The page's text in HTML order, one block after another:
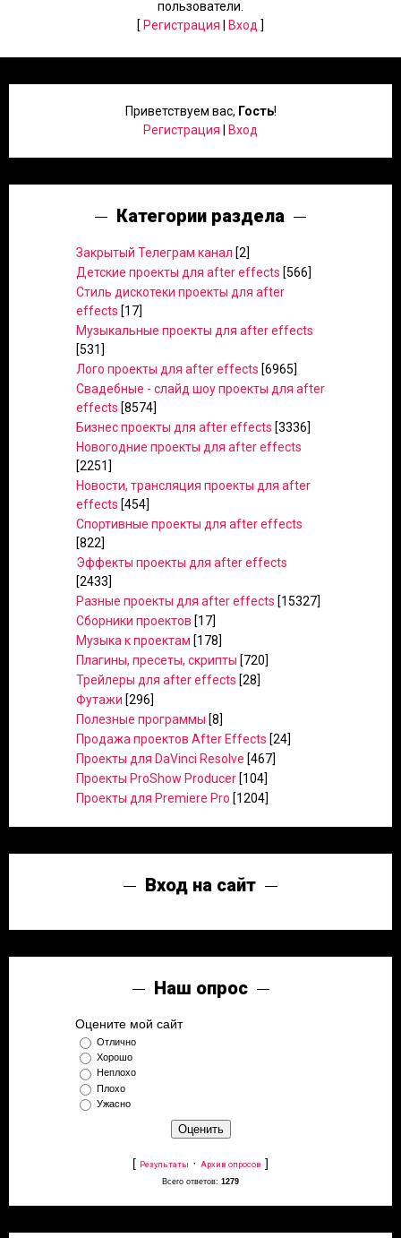
пользователи.
[ Регистрация Вход ]
Приветствуем вас, Гость!
Регистрация
Вход
Категории раздела
Закрытый Телеграм канал [2]
Детские проекты для after effects [566]
Стиль дискотеки проекты для after
effects [17]
Музыкальные проекты для after effects
[531]
Лого проекты для after effects [6965]
Свадебные - слайд шоу проекты для after
effects [8574]
Бизнес проекты для after effects [3336]
Новогодние проекты для after effects
[2251]
Новости, трансляция проекты для after
effects [454]
Спортивные проекты для after effects
[822]
Эффекты проекты для after effects
[2433]
Разные проекты для after effects [15327]
Сборники проектов [17]
Музыка к проектам [178]
Плагины, пресеты, скрипты [720]
Трейлеры для after effects [28]
Футажи [296]
Полезные программы [8]
Продажа проектов After Effects [24]
Проекты для DaVinci Resolve [467]
Проекты ProShow Producer [104]
Проекты для Premiere Pro [1204]
Вход на сайт
Наш опрос
Оцените мой сайт
Отлично
Хорошо
Неплохо
Плохо
Ужасно
[ Результаты · Архив опросов ]
Всего ответов: 1279